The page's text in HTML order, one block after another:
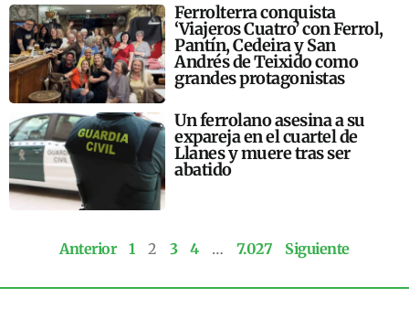
Ferrolterra conquista
‘Viajeros Cuatro’ con Ferrol,
Pantín, Cedeira y San
Andrés de Teixido como
grandes protagonistas
Un ferrolano asesina a su
expareja en el cuartel de
Llanes y muere tras ser
abatido
Anterior 1 2 3 4 … 7.027 Siguiente